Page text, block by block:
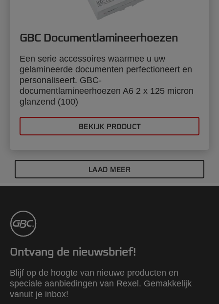
GBC Documentlamineerhoezen
Een serie accessoires waarmee u uw
gelamineerde documenten perfectioneert en
personaliseert. GBC-
documentlamineerhoezen A6 2 x 125 micron
glanzend (100)
BEKIJK PRODUCT
LAAD MEER
Ontvang de nieuwsbrief!
Blijf op de hoogte van nieuwe producten en
speciale aanbiedingen van Rexel. Gemakkelijk
vanuit je inbox!